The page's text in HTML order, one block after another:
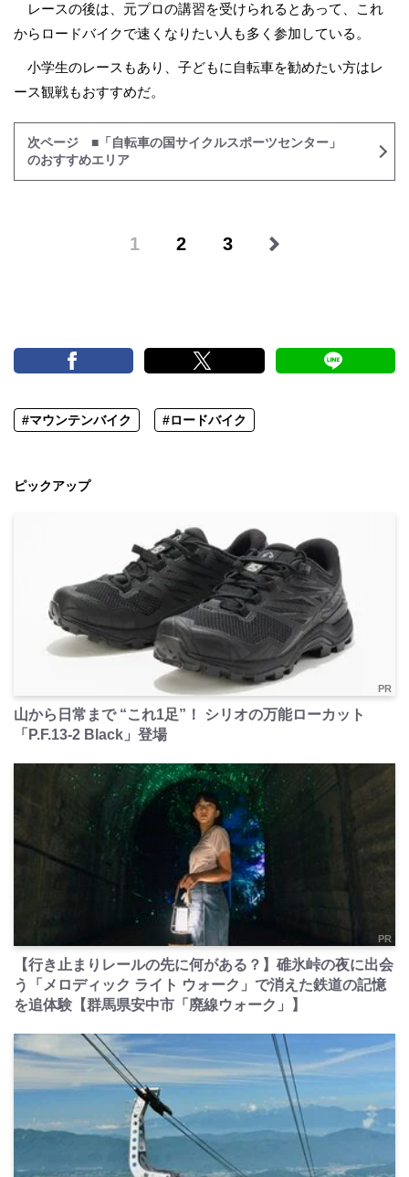
レースの後は、元プロの講習を受けられるとあって、これ
からロードバイクで速くなりたい人も多く参加している。
小学生のレースもあり、子どもに自転車を勧めたい方はレ
ース観戦もおすすめだ。
次ページ ■「自転車の国サイクルスポーツセンター」
のおすすめエリア
1 2 3
#マウンテンバイク #ロードバイク
ピックアップ
PR
山から日常まで “これ1足”！ シリオの万能ローカット
「P.F.13-2 Black」登場
PR
【行き止まりレールの先に何がある？】碓氷峠の夜に出会
う「メロディック ライト ウォーク」で消えた鉄道の記憶
を追体験【群馬県安中市「廃線ウォーク」】